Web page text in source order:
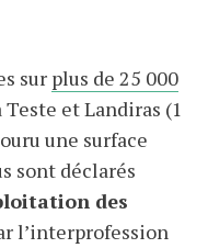
sur plus de 25 000
Teste et Landiras (1
une surface
sont déclarés
des
l’interprofession